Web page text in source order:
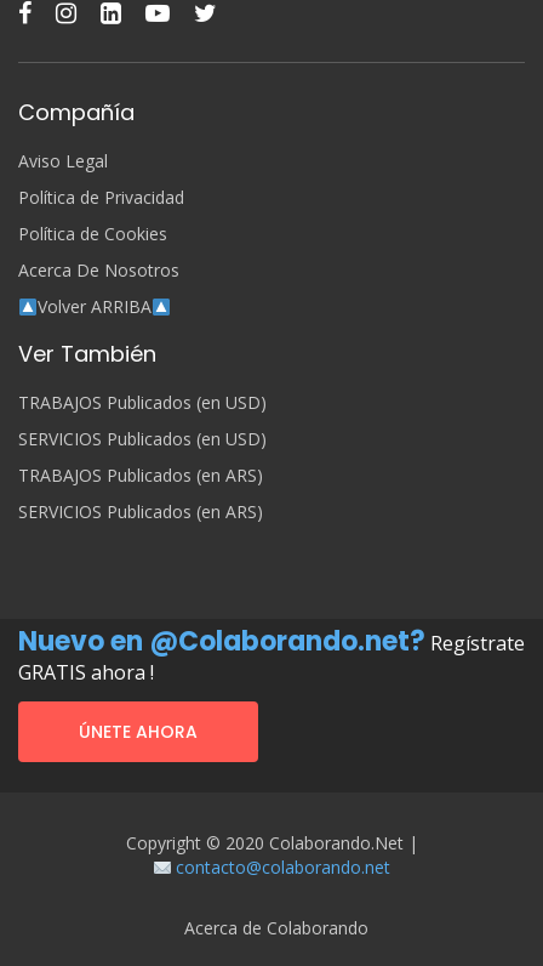
Compañía
Aviso Legal
Política de Privacidad
Política de Cookies
Acerca De Nosotros
Volver ARRIBA
Ver También
TRABAJOS Publicados (en USD)
SERVICIOS Publicados (en USD)
TRABAJOS Publicados (en ARS)
SERVICIOS Publicados (en ARS)
Nuevo en @Colaborando.net? Regístrate
GRATIS ahora !
ÚNETE AHORA
Copyright © 2020 Colaborando.net |
contacto@colaborando.net
Acerca de Colaborando